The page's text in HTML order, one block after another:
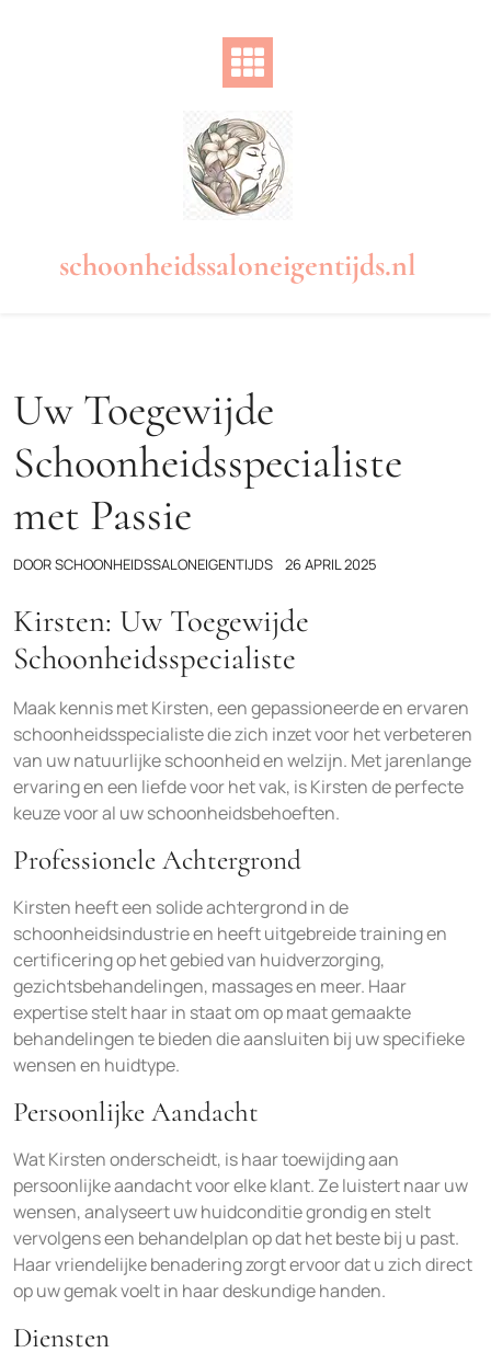
schoonheidssaloneigentijds.nl
Uw Toegewijde
Schoonheidsspecialiste
met Passie
DOORSCHOONHEIDSSALONEIGENTIJDS 26 APRIL 2025
Kirsten: Uw Toegewijde
Schoonheidsspecialiste
Maak kennis met Kirsten, een gepassioneerde en ervaren
schoonheidsspecialiste die zich inzet voor het verbeteren
van uw natuurlijke schoonheid en welzijn. Met jarenlange
ervaring en een liefde voor het vak, is Kirsten de perfecte
keuze voor al uw schoonheidsbehoeften.
Professionele Achtergrond
Kirsten heeft een solide achtergrond in de
schoonheidsindustrie en heeft uitgebreide training en
certificering op het gebied van huidverzorging,
gezichtsbehandelingen, massages en meer. Haar
expertise stelt haar in staat om op maat gemaakte
behandelingen te bieden die aansluiten bij uw specifieke
wensen en huidtype.
Persoonlijke Aandacht
Wat Kirsten onderscheidt, is haar toewijding aan
persoonlijke aandacht voor elke klant. Ze luistert naar uw
wensen, analyseert uw huidconditie grondig en stelt
vervolgens een behandelplan op dat het beste bij u past.
Haar vriendelijke benadering zorgt ervoor dat u zich direct
op uw gemak voelt in haar deskundige handen.
Diensten